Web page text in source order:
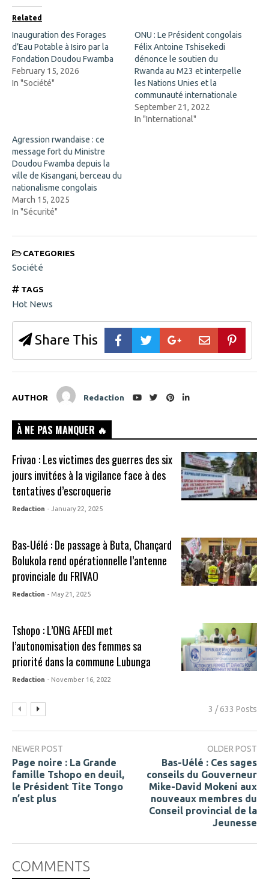
b
o
o
k
(
O
p
e
n
i
n
d
o
w
)
i
n
n
e
w
w
Related
Inauguration des Forages
d’Eau Potable à Isiro par la
Fondation Doudou Fwamba
February 15, 2026
In "Société"
ONU : Le Président congolais
Félix Antoine Tshisekedi
dénonce le soutien du
Rwanda au M23 et interpelle
les Nations Unies et la
communauté internationale
September 21, 2022
In "International"
Agression rwandaise : ce
message fort du Ministre
Doudou Fwamba depuis la
ville de Kisangani, berceau du
nationalisme congolais
March 15, 2025
In "Sécurité"
CATEGORIES
Société
TAGS
Hot News
Share This
AUTHOR Redaction
À NE PAS MANQUER 🔥
Frivao : Les victimes des guerres des six
jours invitées à la vigilance face à des
tentatives d’escroquerie
Redaction - January 22, 2025
Bas-Uélé : De passage à Buta, Chançard
Bolukola rend opérationnelle l’antenne
provinciale du FRIVAO
Redaction - May 21, 2025
Tshopo : L’ONG AFEDI met
l’autonomisation des femmes sa
priorité dans la commune Lubunga
Redaction - November 16, 2022
3 / 633 Posts
NEWER POST
Page noire : La Grande
famille Tshopo en deuil,
le Président Tite Tongo
n’est plus
OLDER POST
Bas-Uélé : Ces sages
conseils du Gouverneur
Mike-David Mokeni aux
nouveaux membres du
Conseil provincial de la
Jeunesse
COMMENTS